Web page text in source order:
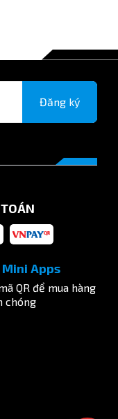
Đăng ký
Apps
QR để mua hàng
chóng